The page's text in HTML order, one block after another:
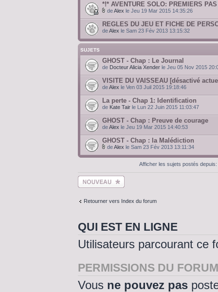
*!* AVENTURE SOLO: PREMIERS
deAlex le Jeu 19 Mar 2015 14:35:26
REGLES DU JEU ET FICHE DE
deAlex le Sam 23 Fév 2013 13:15:32
SUJETS
GHOST - Chap : Le Journal
de Docteur Alicia Xender le Jeu 05 Nov 2015
VISITE DU VAISSEAU [désactivé
deAlex le Ven 03 Juil 2015 19:18:46
La perte - Chap 1: Identification
de Kate Tair le Lun 22 Juin 2015 11:03:47
GHOST - Chap : Preuve de courage
deAlex le Jeu 19 Mar 2015 14:40:53
GHOST - Chap : la Malédiction
deAlex le Sam 23 Fév 2013 13:11:34
Afficher les sujets postés depuis:
Ecrire un nouveau
sujet
Retourner vers Index du forum
QUI EST EN LIGNE
Utilisateurs parcourant ce
PERMISSIONS DU FORUM
Vous ne pouvez pas